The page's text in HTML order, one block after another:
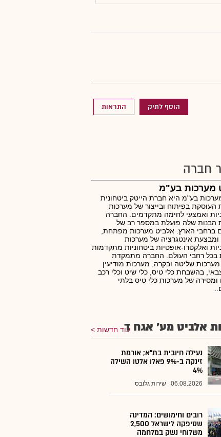
הוסף לתיק התראות
חברה
מערכות בע"מ
בע"מ היא חברת הייטק ביטחונית
העוסקת בפיתוח ובייצור של מערכות
ואמצעי לחימה מתקדמים. החברה
הבנות שלה פועלת במספר רב של
ברחבי הארץ. אלביט מערכות מפתחת,
ומבצעת אינטגרציה של מערכות
ואלקטרו-אופטיות ביטחוניות מתקדמות
בכל רחבי העולם. החברה מתמקדת
שליטה ובקרה, מערכות מודיעין
בהשבחת כלי טיס, כלי שיט וכלי רכב
ומסירה של מערכות כלי טיס בלתי
אלביט מע' אגח דעוד חדשות
נעילה חיובית בת"א; אורמת
זינקה ב-9% פאלו אלטו השילה
4%
06.08.2026 שירות גלובס
רובים וחימושים: המדינה
שסיפקה לישראל 2,500
משלוחי נשק במלחמה